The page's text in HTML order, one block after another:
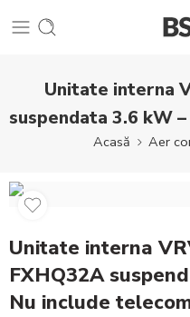
Unitate interna
suspendata 3.6 kW
Acasă Aer
Unitate interna
FXHQ32A
Nu include